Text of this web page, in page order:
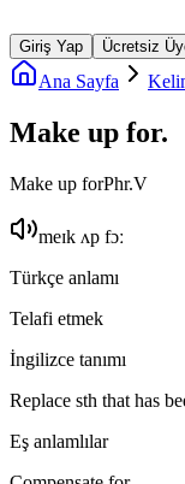
Giriş Yap Ücretsiz
Ana Sayfa
Make up for.
Make up forPhr.V
meɪk ʌp fɔː
Türkçe anlamı
Telafi etmek
İngilizce tanımı
Replace sth that has
Eş anlamlılar